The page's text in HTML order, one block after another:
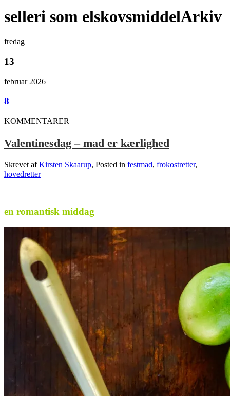
selleri som elskovsmiddelArkiv
fredag
13
februar 2026
8
KOMMENTARER
Valentinesdag – mad er kærlighed
Skrevet afKirsten Skaarup, Posted in festmad, frokostretter,
hovedretter
en romantisk middag